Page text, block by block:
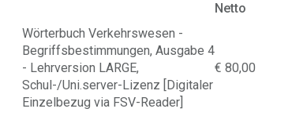
Netto
Wörterbuch Verkehrswesen -
Begriffsbestimmungen, Ausgabe 4
- Lehrversion LARGE,
Schul-/Uni.server-Lizenz [Digitaler
Einzelbezug via FSV-Reader]
€ 80,00